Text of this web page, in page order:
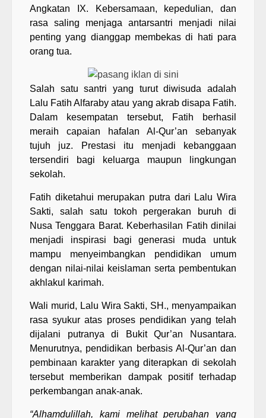
Angkatan IX. Kebersamaan, kepedulian, dan
rasa saling menjaga antarsantri menjadi nilai
penting yang dianggap membekas di hati para
orang tua.
Salah satu santri yang turut diwisuda adalah
Lalu Fatih Alfaraby atau yang akrab disapa Fatih.
Dalam kesempatan tersebut, Fatih berhasil
meraih capaian hafalan Al-Qur’an sebanyak
tujuh juz. Prestasi itu menjadi kebanggaan
tersendiri bagi keluarga maupun lingkungan
sekolah.
Fatih diketahui merupakan putra dari Lalu Wira
Sakti, salah satu tokoh pergerakan buruh di
Nusa Tenggara Barat. Keberhasilan Fatih dinilai
menjadi inspirasi bagi generasi muda untuk
mampu menyeimbangkan pendidikan umum
dengan nilai-nilai keislaman serta pembentukan
akhlakul karimah.
Wali murid, Lalu Wira Sakti, SH., menyampaikan
rasa syukur atas proses pendidikan yang telah
dijalani putranya di Bukit Qur’an Nusantara.
Menurutnya, pendidikan berbasis Al-Qur’an dan
pembinaan karakter yang diterapkan di sekolah
tersebut memberikan dampak positif terhadap
perkembangan anak-anak.
“Alhamdulillah, kami melihat perubahan yang